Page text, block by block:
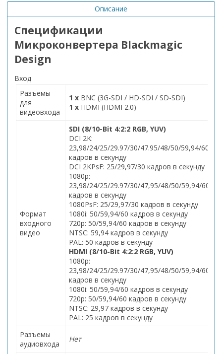
Описание
Спецификации
Микроконвертера Blackmagic
Design
Вход
Разъемы
для
видеовхода
1 х BNC (3G-SDI / HD-SDI / SD-SDI)
1 х HDMI (HDMI 2.0)
Формат
входного
видео
SDI (8/10-Bit 4:2:2 RGB, YUV)
DCI 2K:
23,98/24/25/29.97/30/47.95/48/50/59,94/60
кадров в секунду
DCI 2KPsF: 25/29,97/30 кадров в секунду
1080p:
23,98/24/25/29.97/30/47,95/48/50/59,94/60
кадров в секунду
1080PsF: 25/29,97/30 кадров в секунду
1080i: 50/59,94/60 кадров в секунду
720p: 50/59,94/60 кадров в секунду
NTSC: 59,94 кадров в секунду
PAL: 50 кадров в секунду
HDMI (8/10-Bit 4:2:2 RGB, YUV)
1080p:
23,98/24/25/29.97/30/47,95/48/50/59,94/60
кадров в секунду
1080i: 50/59,94/60 кадров в секунду
720p: 50/59,94/60 кадров в секунду
NTSC: 29,97 кадров в секунду
PAL: 25 кадров в секунду
Разъемы
аудиовхода
Нет